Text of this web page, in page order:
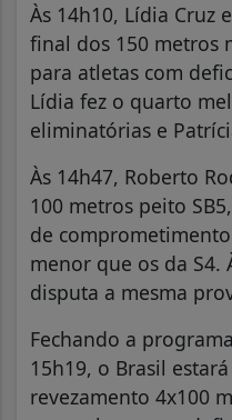
Às 14h10, Lídia Cruz
final dos 150 metros
para atletas com
Lídia fez o quarto
eliminatórias e
Às 14h47, Roberto
100 metros peito
de
menor que os da S4.
disputa a mesma
Fechando a
15h19, o Brasil
revezamento 4x100